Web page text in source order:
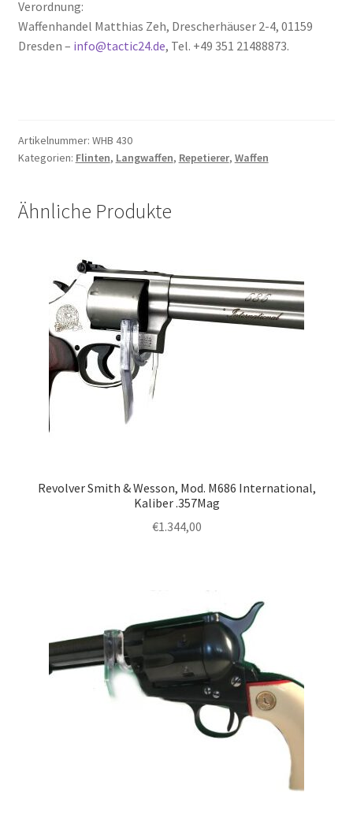
Verordnung:
Waffenhandel Matthias Zeh, Drescherhäuser 2-4, 01159
Dresden – info@tactic24.de, Tel. +49 351 21488873.
Artikelnummer: WHB 430
Kategorien: Flinten, Langwaffen, Repetierer, Waffen
Ähnliche Produkte
Revolver Smith & Wesson, Mod. M686 International,
Kaliber .357Mag
€1.344,00